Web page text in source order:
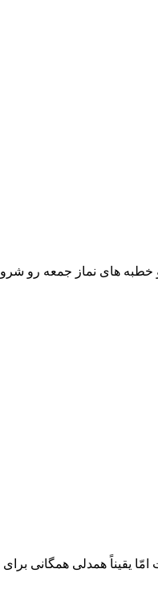
و خطبه های نماز جمعه رو
همدلی همگانی برای